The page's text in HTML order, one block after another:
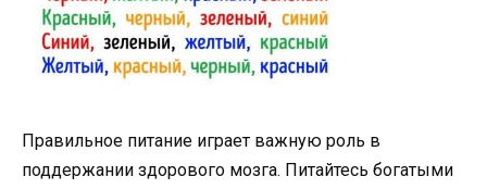
Правильное питание играет важную роль в
поддержании здорового мозга. Питайтесь богатыми